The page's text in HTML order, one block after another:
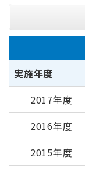
実施年度
2017年度
2016年度
2015年度